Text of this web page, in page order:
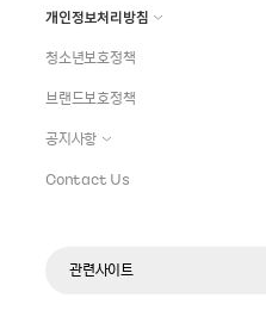
개인정보처리방침
청소년보호정책
브랜드보호정책
공지사항
Contact Us
관련사이트